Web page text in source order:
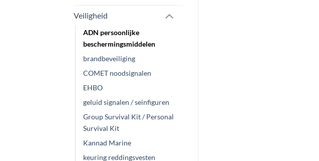
Veiligheid
ADN persoonlijke
beschermingsmiddelen
brandbeveiliging
COMET noodsignalen
EHBO
geluid signalen / seinfiguren
Group Survival Kit / Personal
Survival Kit
Kannad Marine
keuring reddingsvesten